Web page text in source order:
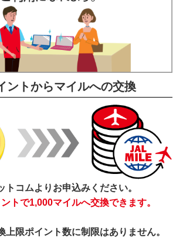
ントからマイルへの交換
トコムよりお申込みください。
トで1,000マイルへ交換できます。
限ポイント数に制限はありません。